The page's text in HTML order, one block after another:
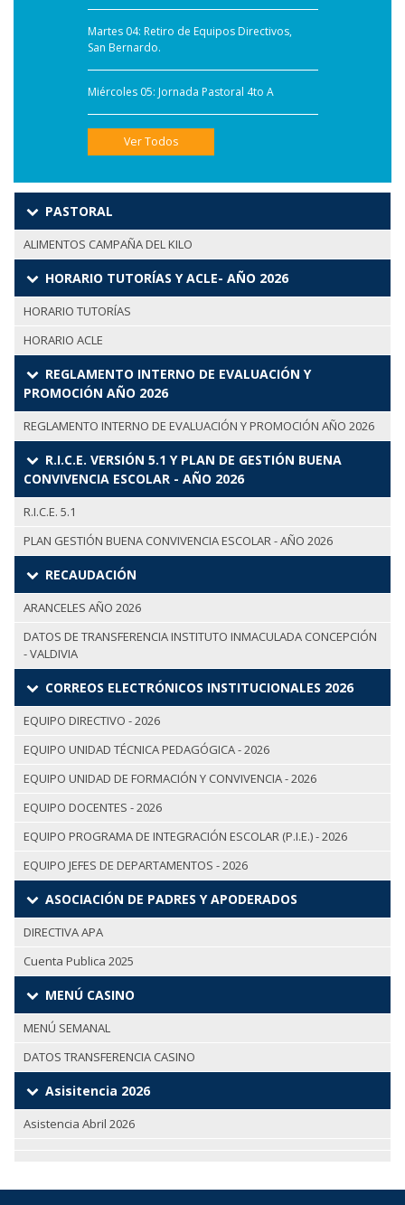
Martes 04: Retiro de Equipos Directivos,
San Bernardo.
Miércoles 05: Jornada Pastoral 4to A
Ver Todos
PASTORAL
ALIMENTOS CAMPAÑA DEL KILO
HORARIO TUTORÍAS Y ACLE- AÑO 2026
HORARIO TUTORÍAS
HORARIO ACLE
REGLAMENTO INTERNO DE EVALUACIÓN Y
PROMOCIÓN AÑO 2026
REGLAMENTO INTERNO DE EVALUACIÓN Y PROMOCIÓN AÑO 2026
R.I.C.E. VERSIÓN 5.1 Y PLAN DE GESTIÓN BUENA
CONVIVENCIA ESCOLAR - AÑO 2026
R.I.C.E. 5.1
PLAN GESTIÓN BUENA CONVIVENCIA ESCOLAR - AÑO 2026
RECAUDACIÓN
ARANCELES AÑO 2026
DATOS DE TRANSFERENCIA INSTITUTO INMACULADA CONCEPCIÓN
- VALDIVIA
CORREOS ELECTRÓNICOS INSTITUCIONALES 2026
EQUIPO DIRECTIVO - 2026
EQUIPO UNIDAD TÉCNICA PEDAGÓGICA - 2026
EQUIPO UNIDAD DE FORMACIÓN Y CONVIVENCIA - 2026
EQUIPO DOCENTES - 2026
EQUIPO PROGRAMA DE INTEGRACIÓN ESCOLAR (P.I.E.) - 2026
EQUIPO JEFES DE DEPARTAMENTOS - 2026
ASOCIACIÓN DE PADRES Y APODERADOS
DIRECTIVA APA
Cuenta Publica 2025
MENÚ CASINO
MENÚ SEMANAL
DATOS TRANSFERENCIA CASINO
Asisitencia 2026
Asistencia Abril 2026